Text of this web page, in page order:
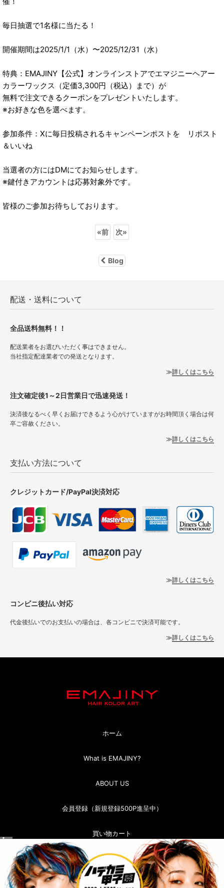
毎日抽選で1名様に当たる！
開催期間は2025/1/1（水）〜2025/12/31（水）
特典：EMAJINY【公式】オンラインストアでエマジニーヘアー
カラーワックス（定価3,300円（税込）まで）が
無料で注文できるクーポンをプレゼントいたします。
※お好きな色を選べます。
参加条件：Xに毎日投稿されるキャンペーンポストを リポスト
＆いいね
当選者の方にはDMにてお知らせします。
※鍵付きアカウントは応募対象外です。
皆様のご参加お待ちしております。
«前 次»
Blog
配送・送料について
全品送料無料！！
配送業者をお選びいただく事はできません。
当社指定配達業者での発送となります。
詳しくはこちら
注文確定後1～2日営業日で迅速発送！
決済後なるべく早くお届けできるよう心がけていますがお時間頂く場合は何
卒ご容赦ください。
詳しくはこちら
支払い方法について
クレジットカード/PayPal決済対応
詳しくはこちら
コンビニ後払い対応
代金後払いでのお支払いの場合は、各コンビニで決済可能です。
詳しくはこちら
ホーム
What is EMAJINY?
ABOUT US
会員登録（新規登録500P進呈中）
買い物カート
マイページ（ログイン）
お問い合わせ